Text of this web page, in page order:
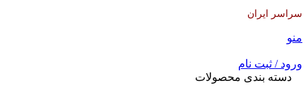
سراسر ایران
منو
ورود / ثبت نام
دسته بندی محصولات